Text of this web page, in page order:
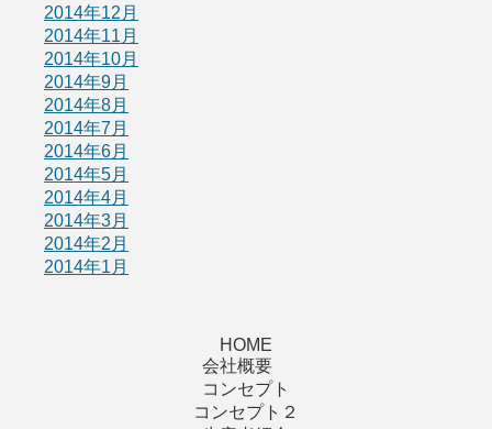
2014年12月
2014年11月
2014年10月
2014年9月
2014年8月
2014年7月
2014年6月
2014年5月
2014年4月
2014年3月
2014年2月
2014年1月
HOME
会社概要
コンセプト
コンセプト２